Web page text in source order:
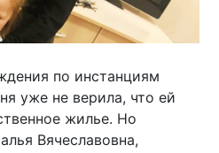
по инстанциям
уже не верила, что ей
жилье. Но
Вячеславовна,